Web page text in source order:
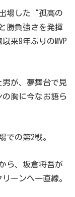
場した“孤高の
勝負強さを発揮
来9年ぶりのMVP
が、夢舞台で見
胸に今なお語ら
での第2戦。
ら、坂倉将吾が
ーンへ一直線。